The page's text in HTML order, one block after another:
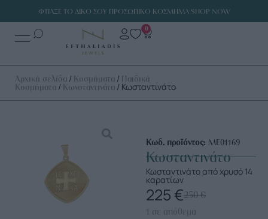
ΦΤΙΑΞΕ ΤΟ ΔΙΚΟ ΣΟΥ ΠΡΟΣΩΠΙΚΟ ΚΟΣΜΗΜΑ SHOP NOW
0
Αρχική σελίδα / Κοσμήματα / Παιδικά
Κοσμήματα / Κωνσταντινάτα / Κωσταντινάτο
Κωδ. προϊόντος: ΜΕ01169
Κωσταντινάτο
Κωσταντινάτο από χρυσό 14
καρατίων
250€
225 €
1 σε απόθεμα